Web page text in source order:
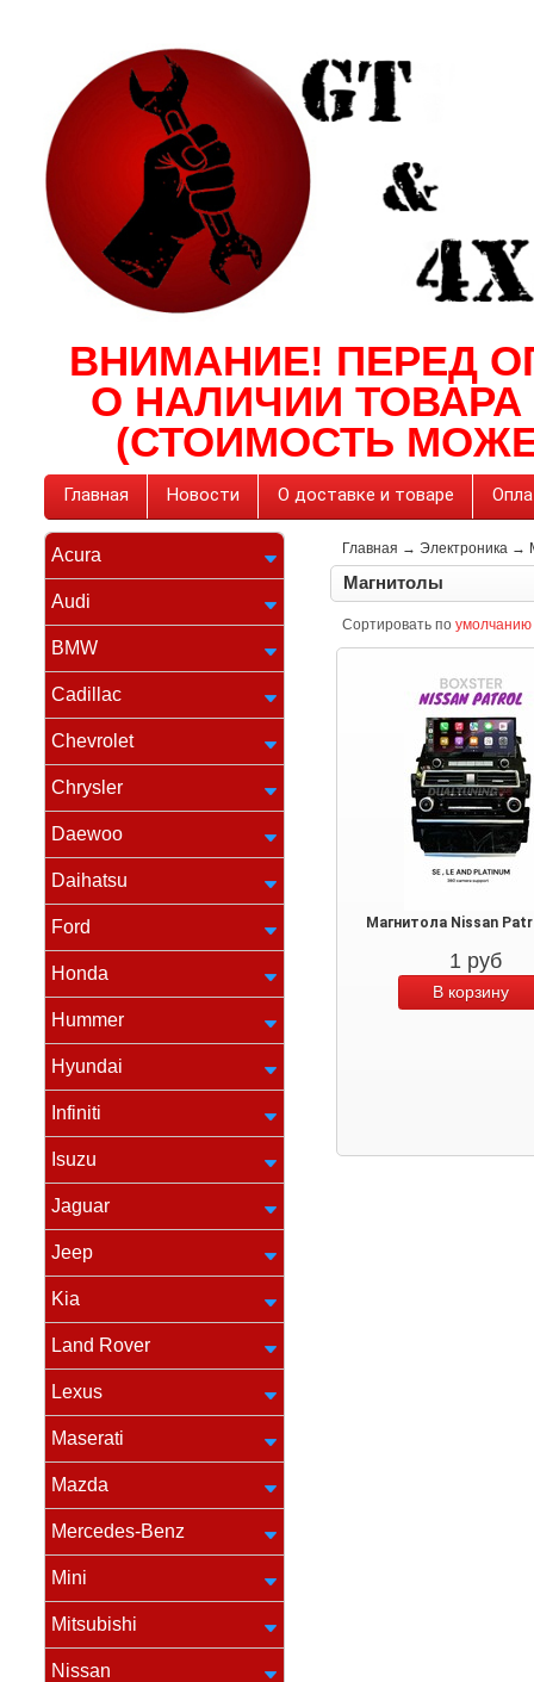
ВНИМАНИЕ! ПЕРЕД
О НАЛИЧИИ
(СТОИМОСТЬ
Главная Новости О доставке и товаре
Acura
Audi
BMW
Cadillac
Chevrolet
Chrysler
Daewoo
Daihatsu
Ford
Honda
Hummer
Hyundai
Infiniti
Isuzu
Jaguar
Jeep
Kia
Land Rover
Lexus
Maserati
Mazda
Mercedes-Benz
Mini
Mitsubishi
Nissan
Главная → Электроника →
Магнитолы
Сортировать по умолчанию
Магнитола Nissan
1 руб